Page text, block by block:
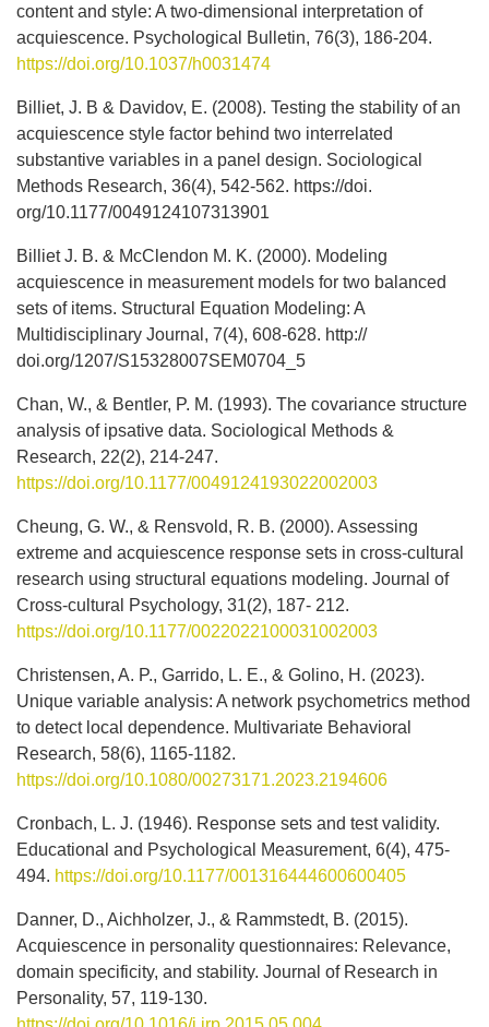
content and style: A two-dimensional interpretation of
acquiescence. Psychological Bulletin, 76(3), 186-204.
https://doi.org/10.1037/h0031474
Billiet, J. B & Davidov, E. (2008). Testing the stability of an
acquiescence style factor behind two interrelated
substantive variables in a panel design. Sociological
Methods Research, 36(4), 542-562. https://doi.
org/10.1177/0049124107313901
Billiet J. B. & McClendon M. K. (2000). Modeling
acquiescence in measurement models for two balanced
sets of items. Structural Equation Modeling: A
Multidisciplinary Journal, 7(4), 608-628. http://
doi.org/1207/S15328007SEM0704_5
Chan, W., & Bentler, P. M. (1993). The covariance structure
analysis of ipsative data. Sociological Methods &
Research, 22(2), 214-247.
https://doi.org/10.1177/0049124193022002003
Cheung, G. W., & Rensvold, R. B. (2000). Assessing
extreme and acquiescence response sets in cross-cultural
research using structural equations modeling. Journal of
Cross-cultural Psychology, 31(2), 187- 212.
https://doi.org/10.1177/0022022100031002003
Christensen, A. P., Garrido, L. E., & Golino, H. (2023).
Unique variable analysis: A network psychometrics method
to detect local dependence. Multivariate Behavioral
Research, 58(6), 1165-1182.
https://doi.org/10.1080/00273171.2023.2194606
Cronbach, L. J. (1946). Response sets and test validity.
Educational and Psychological Measurement, 6(4), 475-
494. https://doi.org/10.1177/001316444600600405
Danner, D., Aichholzer, J., & Rammstedt, B. (2015).
Acquiescence in personality questionnaires: Relevance,
domain specificity, and stability. Journal of Research in
Personality, 57, 119-130.